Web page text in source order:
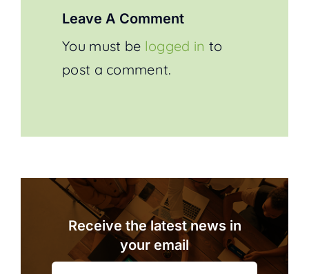
Leave A Comment
You must be logged in to
post a comment.
Receive the latest news in
your email